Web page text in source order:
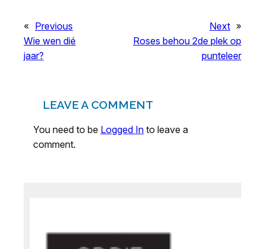
« Previous
Wie wen dié
jaar?
Next »
Roses behou 2de plek op
punteleer
LEAVE A COMMENT
You need to be Logged In to leave a
comment.